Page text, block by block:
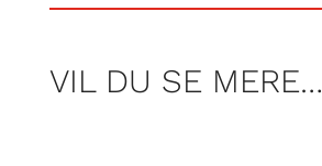
VIL DU SE MERE…